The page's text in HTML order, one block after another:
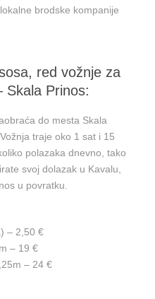
brodske kompanije
red vožnje za
Skala Prinos:
do mesta Skala
traje oko 1 sat i 15
polazaka dnevno, tako
svoj dolazak u Kavalu,
u povratku.
– 2,50 €
– 19 €
– 24 €